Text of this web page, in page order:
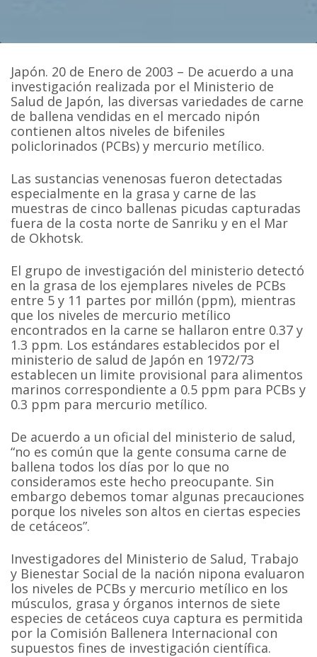
Japón. 20 de Enero de 2003 – De acuerdo a una
investigación realizada por el Ministerio de
Salud de Japón, las diversas variedades de carne
de ballena vendidas en el mercado nipón
contienen altos niveles de bifeniles
policlorinados (PCBs) y mercurio metílico.
Las sustancias venenosas fueron detectadas
especialmente en la grasa y carne de las
muestras de cinco ballenas picudas capturadas
fuera de la costa norte de Sanriku y en el Mar
de Okhotsk.
El grupo de investigación del ministerio detectó
en la grasa de los ejemplares niveles de PCBs
entre 5 y 11 partes por millón (ppm), mientras
que los niveles de mercurio metílico
encontrados en la carne se hallaron entre 0.37 y
1.3 ppm. Los estándares establecidos por el
ministerio de salud de Japón en 1972/73
establecen un limite provisional para alimentos
marinos correspondiente a 0.5 ppm para PCBs y
0.3 ppm para mercurio metílico.
De acuerdo a un oficial del ministerio de salud,
“no es común que la gente consuma carne de
ballena todos los días por lo que no
consideramos este hecho preocupante. Sin
embargo debemos tomar algunas precauciones
porque los niveles son altos en ciertas especies
de cetáceos”.
Investigadores del Ministerio de Salud, Trabajo
y Bienestar Social de la nación nipona evaluaron
los niveles de PCBs y mercurio metílico en los
músculos, grasa y órganos internos de siete
especies de cetáceos cuya captura es permitida
por la Comisión Ballenera Internacional con
supuestos fines de investigación científica.